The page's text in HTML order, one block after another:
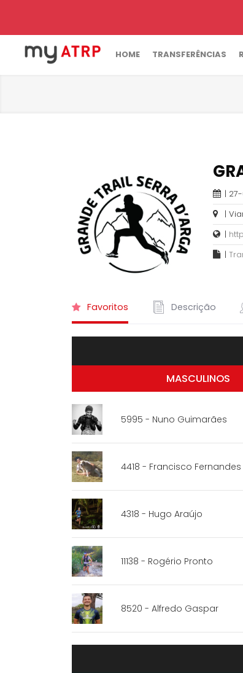
HOME TRANSFERÊNCIAS
|
|
|
|
Favoritos Descrição
MASCULINOS
5995 - Nuno Guimarães
4418 - Francisco Fernandes
4318 - Hugo Araújo
11138 - Rogério Pronto
8520 - Alfredo Gaspar